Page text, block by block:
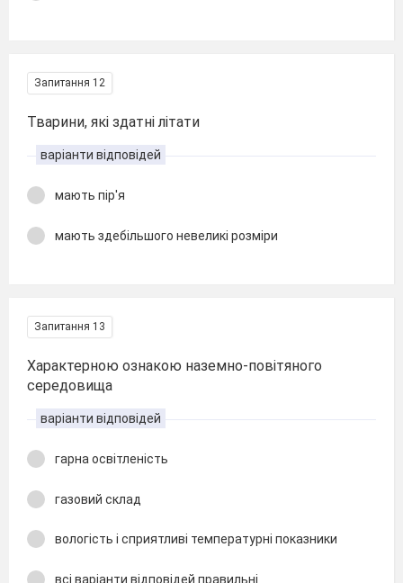
Запитання 12
Тварини, які здатні літати
варіанти відповідей
мають пір'я
мають здебільшого невеликі розміри
Запитання 13
Характерною ознакою наземно-повітяного
середовища
варіанти відповідей
гарна освітленість
газовий склад
вологість і сприятливі температурні показники
всі варіанти відповідей правильні